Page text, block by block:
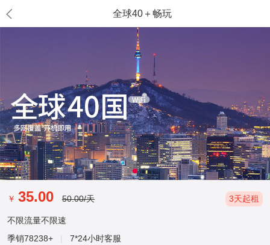
全球40＋畅玩
￥ 35.00 50.00/天 3天起租
不限流量不限速
季销78238+ 7*24小时客服